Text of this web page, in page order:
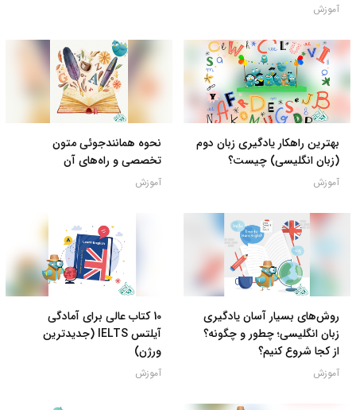
آموزش
بهترین راهکار یادگیری زبان دوم
(زبان انگلیسی) چیست؟
آموزش
نحوه همانندجوئی متون
تخصصی و راه‌های آن
آموزش
روش‌های بسیار آسان یادگیری
زبان انگلیسی؛ چطور و چگونه؟
از کجا شروع کنیم؟
آموزش
10 کتاب عالی برای آمادگی
آیلتس IELTS (جدیدترین
ورژن)
آموزش